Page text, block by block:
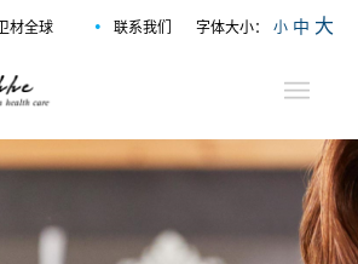
字体大小： 小 中 大
卫材全球 • 联系我们